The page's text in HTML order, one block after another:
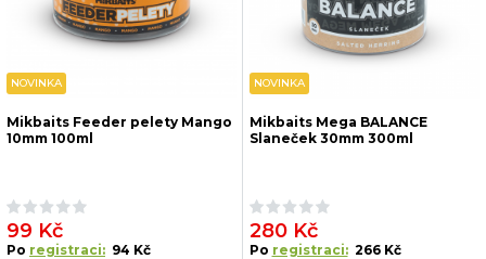
NOVINKA
Mikbaits Feeder pelety Mango
10mm 100ml
99 Kč
Po registraci: 94 Kč
NOVINKA
Mikbaits Mega BALANCE
Slaneček 30mm 300ml
280 Kč
Po registraci: 266 Kč